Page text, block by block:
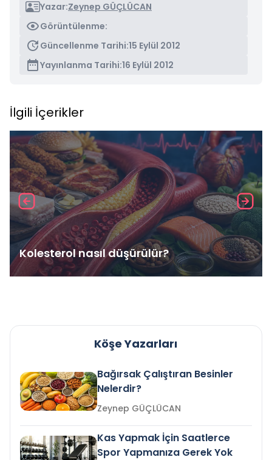
Yazar:Zeynep GÜÇLÜCAN
Görüntülenme:
Güncellenme Tarihi:15 Eylül 2012
Yayınlanma Tarihi:16 Eylül 2012
İlgili İçerikler
Kolesterol nasıl düşürülür?
Köşe Yazarları
Bağırsak Çalıştıran Besinler
Nelerdir?
Zeynep GÜÇLÜCAN
Kas Yapmak İçin Saatlerce
Spor Yapmanıza Gerek Yok